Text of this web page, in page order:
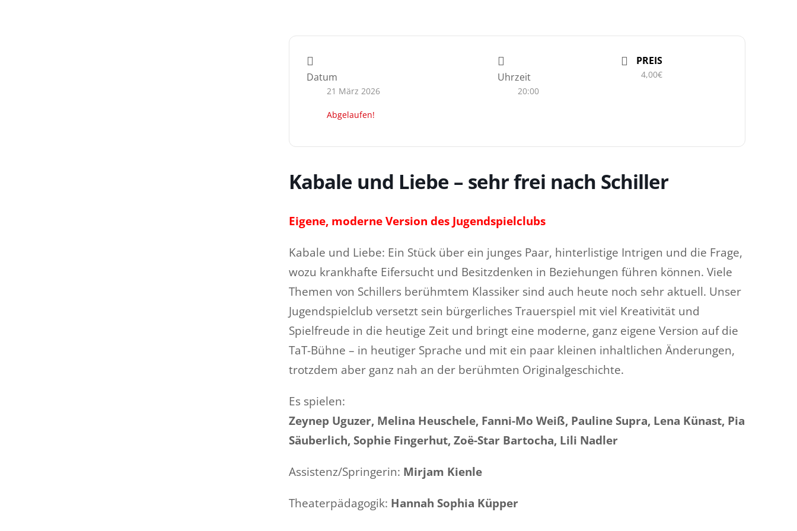
Datum
21 März 2026
Abgelaufen!
Uhrzeit
20:00
PREIS
4,00€
Kabale und Liebe – sehr frei nach Schiller
Eigene, moderne Version des Jugendspielclubs
Kabale und Liebe: Ein Stück über ein junges Paar, hinterlistige Intrigen und die Frage,
wozu krankhafte Eifersucht und Besitzdenken in Beziehungen führen können. Viele
Themen von Schillers berühmtem Klassiker sind auch heute noch sehr aktuell. Unser
Jugendspielclub versetzt sein bürgerliches Trauerspiel mit viel Kreativität und
Spielfreude in die heutige Zeit und bringt eine moderne, ganz eigene Version auf die
TaT-Bühne – in heutiger Sprache und mit ein paar kleinen inhaltlichen Änderungen,
trotzdem aber ganz nah an der berühmten Originalgeschichte.
Es spielen:
Zeynep Uguzer, Melina Heuschele, Fanni-Mo Weiß, Pauline Supra, Lena Künast, Pia
Säuberlich, Sophie Fingerhut, Zoë-Star Bartocha, Lili Nadler
Assistenz/Springerin: Mirjam Kienle
Theaterpädagogik: Hannah Sophia Küpper